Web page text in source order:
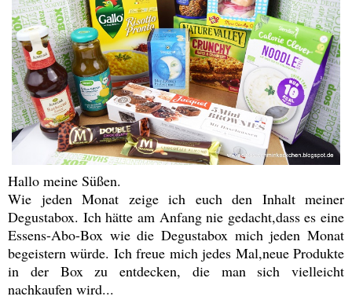
Hallo meine Süßen.
Wie jeden Monat zeige ich euch den Inhalt meiner
Degustabox. Ich hätte am Anfang nie gedacht,dass es eine
Essens-Abo-Box wie die Degustabox mich jeden Monat
begeistern würde. Ich freue mich jedes Mal,neue Produkte
in der Box zu entdecken, die man sich vielleicht
nachkaufen wird...